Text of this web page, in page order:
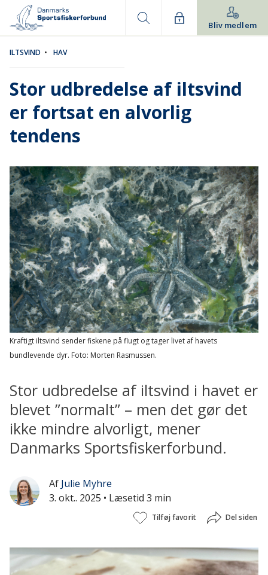
Bliv medlem
ILTSVIND • HAV
Stor udbredelse af iltsvind
er fortsat en alvorlig
tendens
Kraftigt iltsvind sender fiskene på flugt og tager livet af havets
bundlevende dyr. Foto: Morten Rasmussen.
Stor udbredelse af iltsvind i havet er
blevet ”normalt” – men det gør det
ikke mindre alvorligt, mener
Danmarks Sportsfiskerforbund.
Af Julie Myhre
3. okt.. 2025 • Læsetid 3 min
Tilføj favorit Del siden